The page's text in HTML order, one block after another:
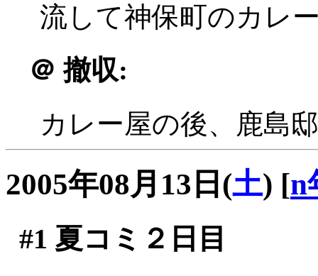
流して神保町のカレ
＠ 撤収:
カレー屋の後、鹿島
2005年08月13日(土) [n
#1 夏コミ２日目